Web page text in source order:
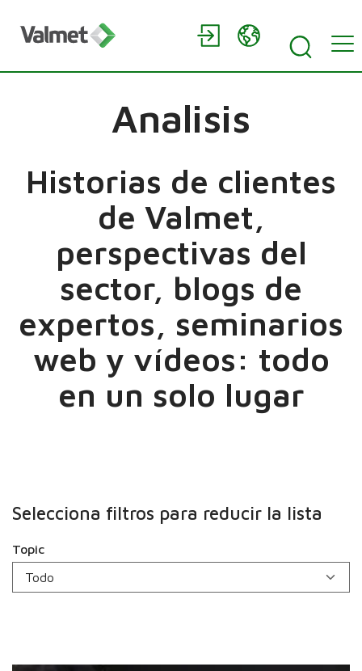
Analisis
Historias de clientes
de Valmet,
perspectivas del
sector, blogs de
expertos, seminarios
web y vídeos: todo
en un solo lugar
Selecciona filtros para reducir la lista
Topic